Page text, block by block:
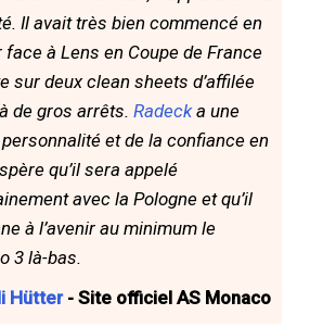
Il avait très bien commencé en
face à Lens en Coupe de France
sur deux clean sheets d’affilée
de gros arrêts. Radecka une
et de la confiance en
qu’il sera appelé
avec la Pologne et qu’il
à l’avenir au minimum le
3 là-bas.
Hütter- Site officiel AS Monaco